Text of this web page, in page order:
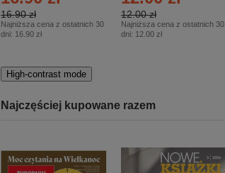
16.90 zł
Najniższa cena z ostatnich 30
dni: 16.90 zł
12.00 zł
Najniższa cena z ostatnich 30
dni: 12.00 zł
High-contrast mode
Najczęściej kupowane razem